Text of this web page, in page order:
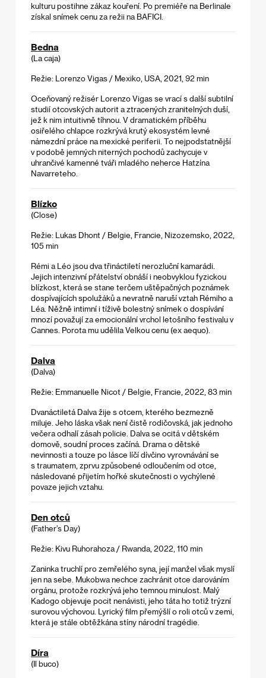
kulturu postihne zákaz kouření. Po premiéře na Berlinale
získal snímek cenu za režii na BAFICI.
Bedna
(La caja)
Režie: Lorenzo Vigas / Mexiko, USA, 2021, 92 min
Oceňovaný režisér Lorenzo Vigas se vrací s další subtilní
studií otcovských autorit a ztracených zranitelných duší,
jež k nim intuitivně tíhnou. V dramatickém příběhu
osiřelého chlapce rozkrývá krutý ekosystém levné
námezdní práce na mexické periferii. To nejpodstatnější
v podobě jemných niterných pochodů zachycuje v
uhrančivé kamenné tváři mladého neherce Hatzína
Navarreteho.
Blízko
(Close)
Režie: Lukas Dhont / Belgie, Francie, Nizozemsko, 2022,
105 min
Rémi a Léo jsou dva třináctiletí nerozluční kamarádi.
Jejich intenzivní přátelství obnáší i neobvyklou fyzickou
blízkost, která se stane terčem uštěpačných poznámek
dospívajících spolužáků a nevratně naruší vztah Rémiho a
Léa. Něžně intimní i tíživě bolestný snímek o dospívání
mnozí považují za emocionální vrchol letošního festivalu v
Cannes. Porota mu udělila Velkou cenu (ex aequo).
Dalva
(Dalva)
Režie: Emmanuelle Nicot / Belgie, Francie, 2022, 83 min
Dvanáctiletá Dalva žije s otcem, kterého bezmezně
miluje. Jeho láska však není čistě rodičovská, jak jednoho
večera odhalí zásah policie. Dalva se ocitá v dětském
domově, soudní proces začíná. Drama o dětské
nevinnosti a touze po lásce líčí dívčino vyrovnávání se
s traumatem, zprvu způsobené odloučením od otce,
následované přijetím hořké skutečnosti o vychýlené
povaze jejich vztahu.
Den otců
(Father’s Day)
Režie: Kivu Ruhorahoza / Rwanda, 2022, 110 min
Zaninka truchlí pro zemřelého syna, její manžel však myslí
jen na sebe. Mukobwa nechce zachránit otce darováním
orgánu, protože rozkrývá jeho temnou minulost. Malý
Kadogo objevuje pocit nenávisti, jeho táta ho totiž trýzní
surovou výchovou. Lyrický film přemýšlí o roli otců v zemi,
která je stále obtěžkána stíny národní tragédie.
Díra
(Il buco)